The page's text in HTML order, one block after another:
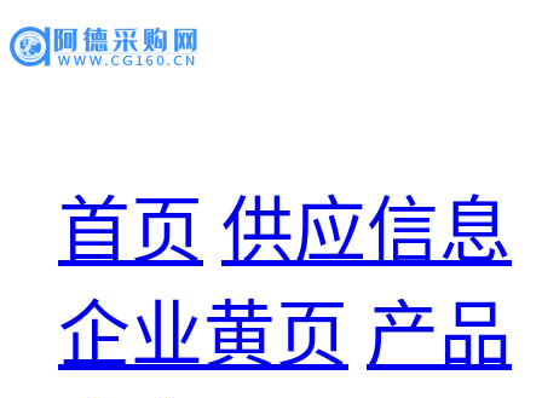
首页 供应信息
企业黄页 产品